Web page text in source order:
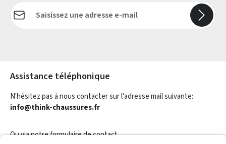
Adresse e-mail*
Assistance téléphonique
N'hésitez pas à nous contacter sur l'adresse mail suivante:
info@think-chaussures.fr
Ou via notreformulaire de contact.